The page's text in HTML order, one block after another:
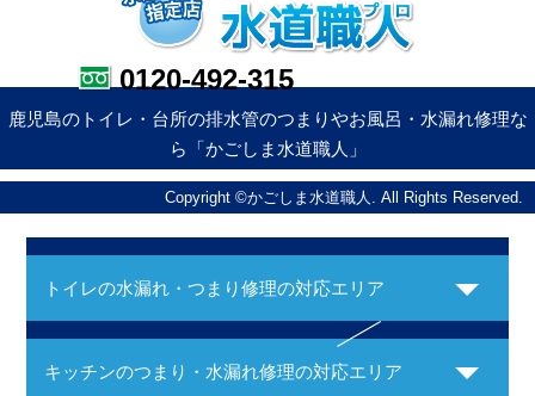
0120-492-315
鹿児島のトイレ・台所の排水管のつまりやお風呂・水漏れ修理な
ら「かごしま水道職人」
Copyright ©かごしま水道職人. All Rights Reserved.
トイレの水漏れ・つまり修理の対応エリア
キッチンのつまり・水漏れ修理の対応エリア